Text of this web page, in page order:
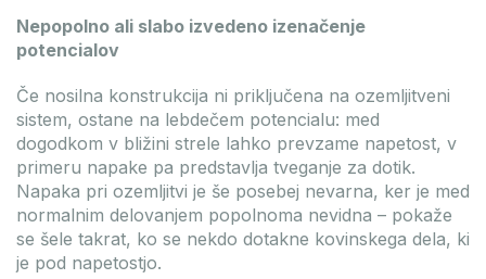
Nepopolno ali slabo izvedeno izenačenje
potencialov
Če nosilna konstrukcija ni priključena na ozemljitveni
sistem, ostane na lebdečem potencialu: med
dogodkom v bližini strele lahko prevzame napetost, v
primeru napake pa predstavlja tveganje za dotik.
Napaka pri ozemljitvi je še posebej nevarna, ker je med
normalnim delovanjem popolnoma nevidna – pokaže
se šele takrat, ko se nekdo dotakne kovinskega dela, ki
je pod napetostjo.